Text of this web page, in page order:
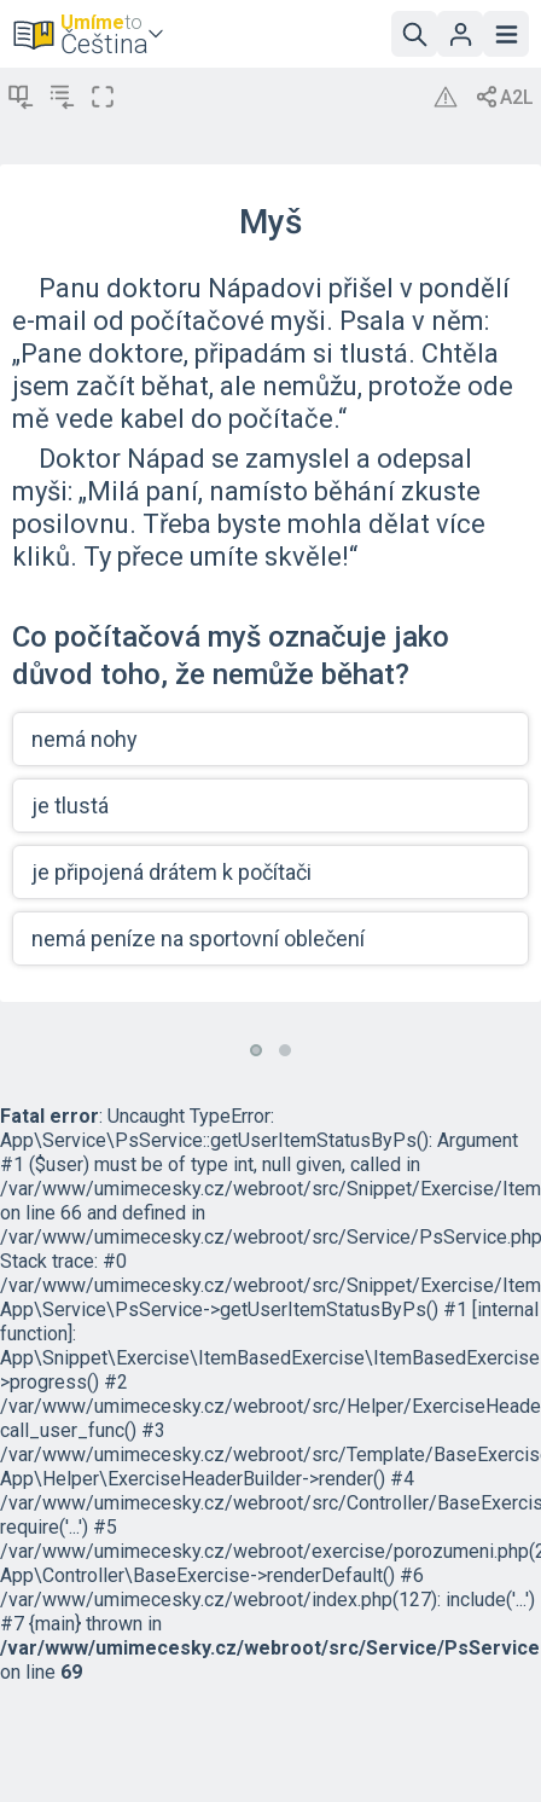
Umímeto
Čeština
Myš
Panu doktoru Nápadovi přišel v pondělí
e-mail od počítačové myši. Psala v něm:
„Pane doktore, připadám si tlustá. Chtěla
jsem začít běhat, ale nemůžu, protože ode
mě vede kabel do počítače.“
Doktor Nápad se zamyslel a odepsal
myši: „Milá paní, namísto běhání zkuste
posilovnu. Třeba byste mohla dělat více
kliků. Ty přece umíte skvěle!“
Co počítačová myš označuje jako
důvod toho, že nemůže běhat?
nemá nohy
je tlustá
je připojená drátem k počítači
nemá peníze na sportovní oblečení
Fatal error: Uncaught TypeError:
App\Service\PsService::getUserItemStatusByPs(): Argument
#1 ($user) must be of type int, null given, called in
/var/www/umimecesky.cz/webroot/src/Snippet/Exercise/
on line 66 and defined in
/var/www/umimecesky.cz/webroot/src/Service/
Stack trace: #0
/var/www/umimecesky.cz/webroot/src/Snippet/Exercise/
App\Service\PsService->getUserItemStatusByPs() #1 [internal
function]:
>progress() #2
/var/www/umimecesky.cz/webroot/src/Helper/
call_user_func() #3
/var/www/umimecesky.cz/webroot/src/Template/
App\Helper\ExerciseHeaderBuilder->render() #4
/var/www/umimecesky.cz/webroot/src/Controller/
require('...') #5
/var/www/umimecesky.cz/webroot/exercise/
App\Controller\BaseExercise->renderDefault() #6
/var/www/umimecesky.cz/webroot/index.php(127): include('...')
#7 {main} thrown in
/var/www/umimecesky.cz/webroot/src/Service/
on line 69